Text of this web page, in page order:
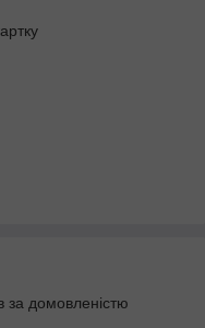
за домовленістю